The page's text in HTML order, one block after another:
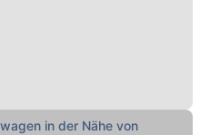
in der Nähe von